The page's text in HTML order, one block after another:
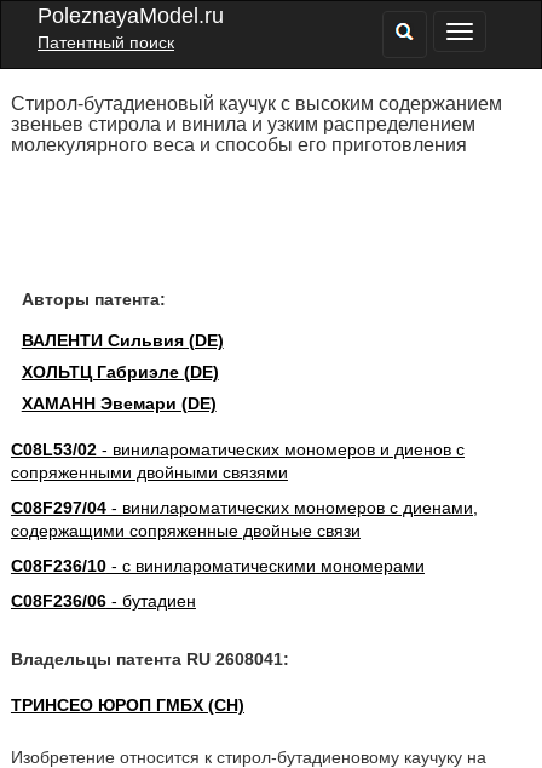
PoleznayaModel.ru
Патентный поиск
Стирол-бутадиеновый каучук с высоким содержанием
звеньев стирола и винила и узким распределением
молекулярного веса и способы его приготовления
Авторы патента:
ВАЛЕНТИ Сильвия (DE)
ХОЛЬТЦ Габриэле (DE)
ХАМАНН Эвемари (DE)
C08L53/02- винилароматических мономеров и диенов с
сопряженными двойными связями
C08F297/04- винилароматических мономеров с диенами,
содержащими сопряженные двойные связи
C08F236/10- с винилароматическими мономерами
C08F236/06- бутадиен
Владельцы патента RU 2608041:
ТРИНСЕО ЮРОП ГМБХ (CH)
Изобретение относится к стирол-бутадиеновому каучуку на